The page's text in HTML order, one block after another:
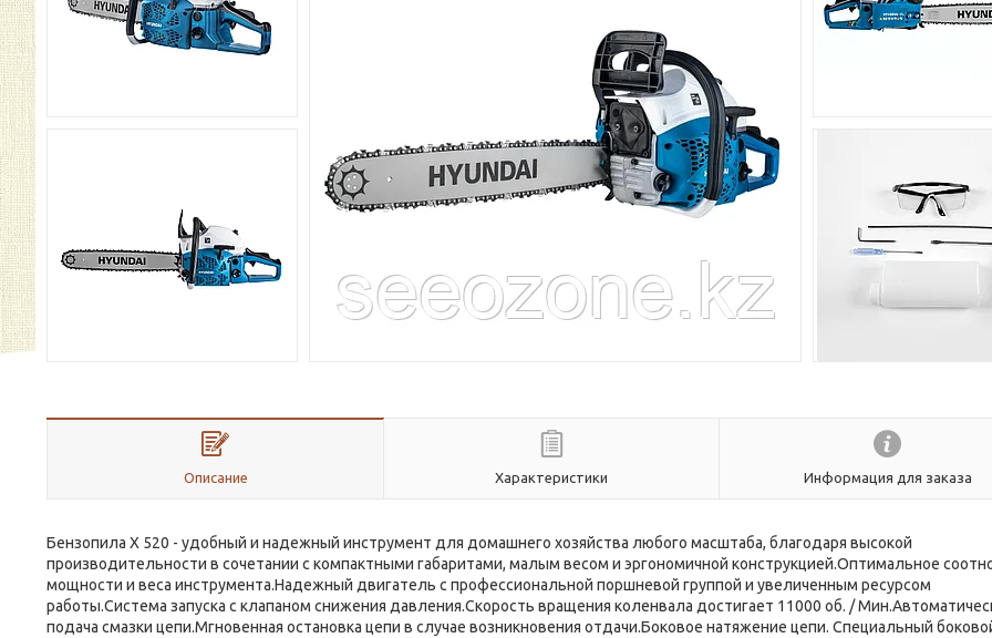
Описание Характеристики Информация для заказа
Бензопила X 520 - удобный и надежный инструмент для домашнего хозяйства любого масштаба, благодаря высокой
производительности в сочетании с компактными габаритами, малым весом и эргономичной конструкцией.Оптимальное
мощности и веса инструмента.Надежный двигатель с профессиональной поршневой группой и увеличенным ресурсом
работы.Система запуска с клапаном снижения давления.Скорость вращения коленвала достигает 11000 об. /
подача смазки цепи.Мгновенная остановка цепи в случае возникновения отдачи.Боковое натяжение цепи. Специальный